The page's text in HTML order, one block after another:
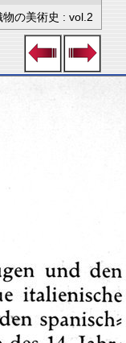
物の美術史 : vol.2